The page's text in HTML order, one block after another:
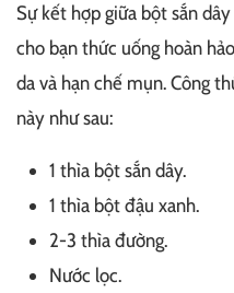
Sự kết hợp giữa bột sắn
cho bạn thức uống hoàn
da và hạn chế mụn. Công
này như sau:
1 thìa bột sắn dây.
1 thìa bột đậu xanh.
2-3 thìa đường.
Nước lọc.